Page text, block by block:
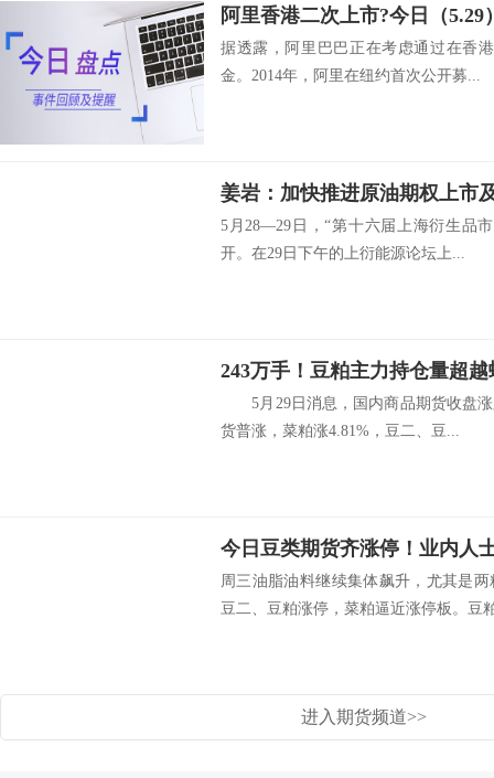
据透露，阿里巴巴正在考虑通过在香
金。2014年，阿里在纽约首次公开募...
5月28—29日，“第十六届上海衍生品
开。在29日下午的上衍能源论坛上...
243万手！豆粕主力持仓量超
5月29日消息，国内商品期货收盘涨
货普涨，菜粕涨4.81%，豆二、豆...
周三油脂油料继续集体飙升，尤其是
豆二、豆粕涨停，菜粕逼近涨停板。豆
进入期货频道>>